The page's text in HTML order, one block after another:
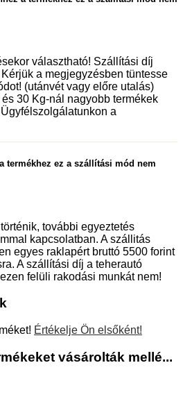
választható! Szállítási díj
a megjegyzésben tüntesse
(utánvét vagy előre utalás)
30 Kg-nál nagyobb termékek
a
termékhez ez a szállítási mód nem
további egyeztetés
kapcsolatban. A szállitás
egyes raklapért bruttó 5500 forint
A szállítási díj a teherautó
felüli rakodási munkát nem!
Értékelje Ön elsőként!
vásárolták mellé...